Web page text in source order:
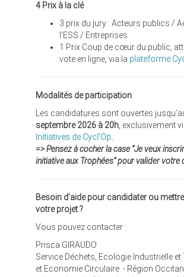
4 Prix à la clé
3 prix du jury : Acteurs publics /
l’ESS / Entreprises
1 Prix Coup de cœur du public,
vote en ligne, via la plateforme
Modalités de participation
Les candidatures sont ouvertes
septembre 2026 à 20h , exclusivement
Initiatives de Cycl’Op.
=> Pensez à cocher la case “Je veux
initiative aux Trophées” pour valider votre
Besoin d’aide pour candidater ou
votre projet ?
Vous pouvez contacter :
Prisca GIRAUDO
Service Déchets, Ecologie Industrielle et
et Economie Circulaire - Région